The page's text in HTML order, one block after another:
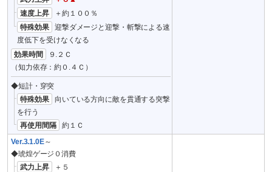
速度上昇
＋約１００％
特殊効果
迎撃ダメージと迎撃・斬撃による速
度低下を受けなくなる
効果時間
９.２Ｃ
（知力依存：約０.４Ｃ）
◆短計・穿突
特殊効果
向いている方向に敵を貫通する突撃
を行う
再使用間隔
約１Ｃ
Ver.3.1.0E～
◆琥煌ゲージ０消費
武力上昇
＋５